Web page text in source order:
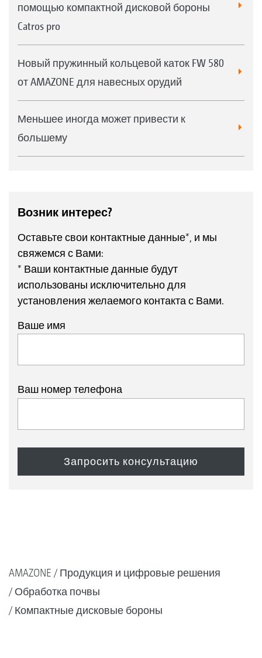
помощью компактной дисковой бороны
Catros pro
Новый пружинный кольцевой каток FW 580
от AMAZONE для навесных орудий
Меньшее иногда может привести к
большему
Возник интерес?
Оставьте свои контактные данные*, и мы
свяжемся с Вами:
* Ваши контактные данные будут
использованы исключительно для
установления желаемого контакта с Вами.
Ваше имя
Ваш номер телефона
AMAZONE
Продукция и цифровые решения
Обработка почвы
Компактные дисковые бороны